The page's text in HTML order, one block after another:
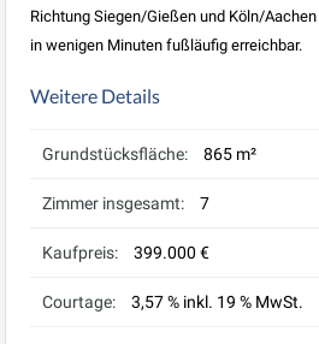
Richtung Siegen/Gießen und Köln/
in wenigen Minuten fußläufig erreichbar.
Weitere Details
Grundstücksfläche: 865 m²
Zimmer insgesamt: 7
Kaufpreis: 399.000 €
Courtage: 3,57 % inkl. 19 % MwSt.